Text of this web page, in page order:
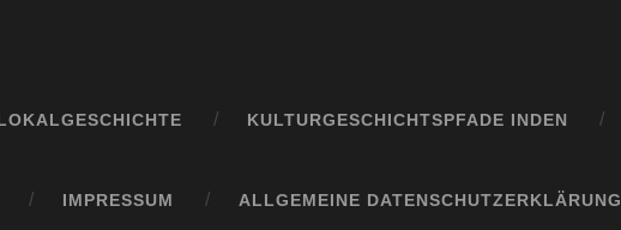
LOKALGESCHICHTE KULTURGESCHICHTSPFADE INDEN
IMPRESSUM ALLGEMEINE DATENSCHUTZERKLÄRUNG